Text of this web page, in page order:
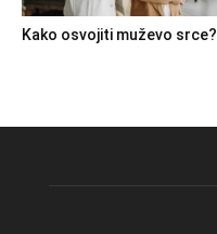
Kako osvojiti muževo srce?